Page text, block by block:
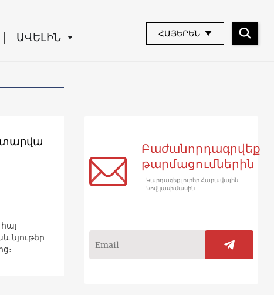
ԱՎԵԼԻՆ ՀԱՅԵՐԵՆ
տարվա
նյութեր
Բաժանորդագրվեք
թարմացումներին
Կարդացեք լուրեր Հարավային
Կովկասի մասին